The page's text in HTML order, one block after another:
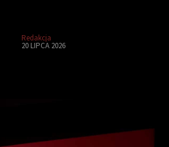
Redakcja
20 LIPCA 2026